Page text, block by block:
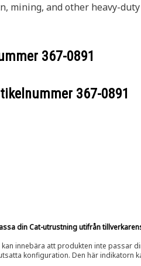
mining, and other heavy-duty
367-0891
367-0891
din Cat-utrustning utifrån
innebära att produkten inte passar
konfiguration. Den här indikatorn